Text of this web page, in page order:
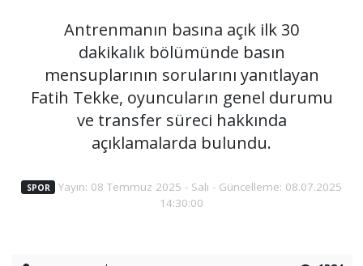
Antrenmanın basına açık ilk 30
dakikalık bölümünde basın
mensuplarının sorularını yanıtlayan
Fatih Tekke, oyuncuların genel durumu
ve transfer süreci hakkında
açıklamalarda bulundu.
SPOR
Yayın: 08 Temmuz 2025 - Salı - Güncelleme: 08.07.2025
14:30:00